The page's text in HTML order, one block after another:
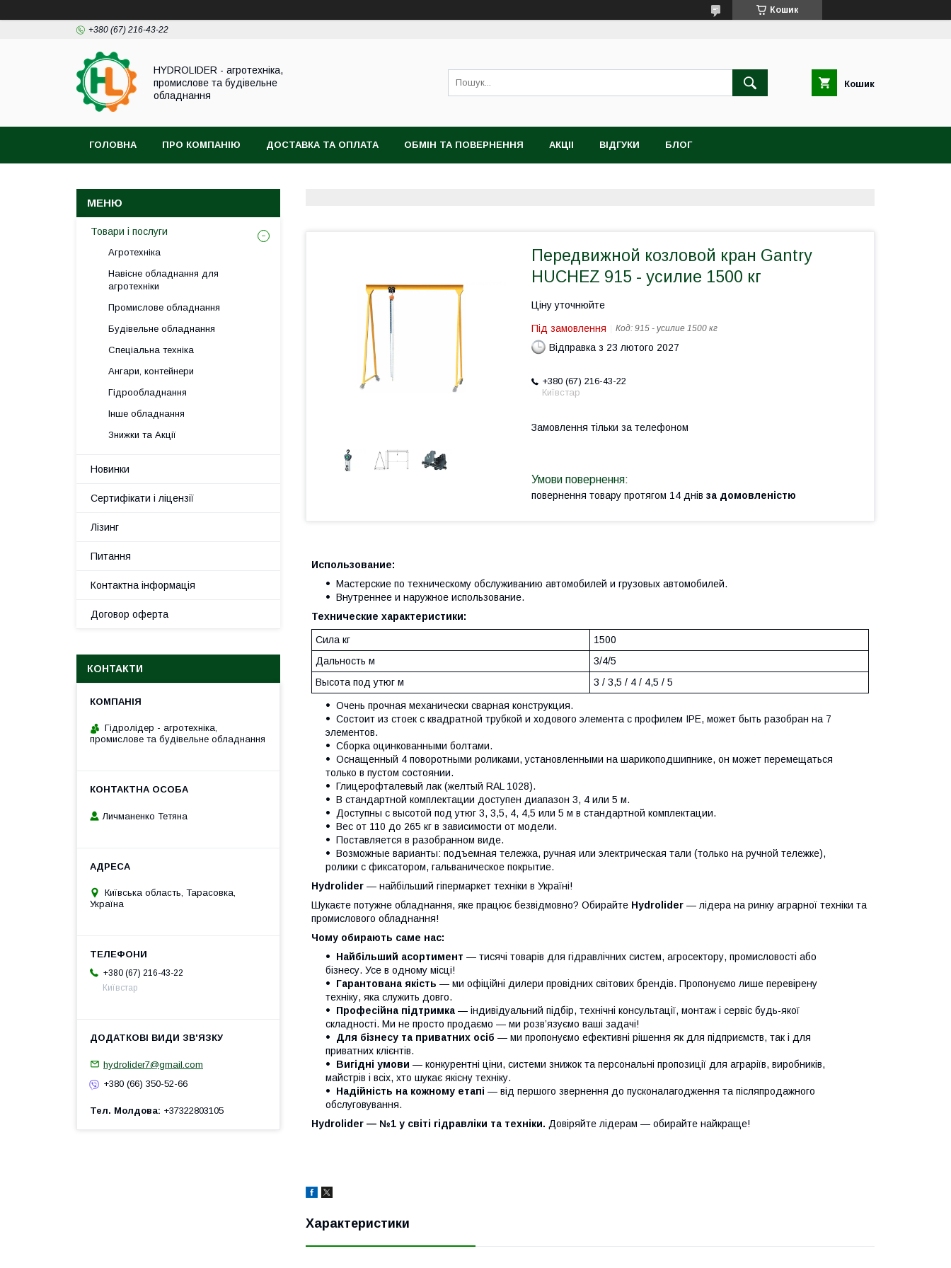
Кошик
+380 (67) 216-43-22
HYDROLIDER - агротехніка,
промислове та будівельне
обладнання
Кошик
ГОЛОВНА ПРО КОМПАНІЮ ДОСТАВКА ТА ОПЛАТА ОБМІН ТА ПОВЕРНЕННЯ АКЦІІ ВІДГУКИ БЛОГ
Передвижной козловой кран Gantry
HUCHEZ 915 - усилие 1500 кг
Ціну уточнюйте
Під замовлення Код: 915 - усилие 1500 кг
Відправка з 23 лютого 2027
+380 (67) 216-43-22
Київстар
Замовлення тільки за телефоном
повернення товару протягом 14 днів за домовленістю
Использование:
Мастерские по техническому обслуживанию автомобилей и грузовых автомобилей.
Внутреннее и наружное использование.
Технические характеристики:
Сила кг
1500
Дальность м
3/4/5
Высота под утюг м
3 / 3,5 / 4 / 4,5 / 5
Очень прочная механически сварная конструкция.
Состоит из стоек с квадратной трубкой и ходового элемента с профилем IPE, может быть разобран на 7
элементов.
Сборка оцинкованными болтами.
Оснащенный 4 поворотными роликами, установленными на шарикоподшипнике, он может перемещаться
только в пустом состоянии.
Глицерофталевый лак (желтый RAL 1028).
В стандартной комплектации доступен диапазон 3, 4 или 5 м.
Доступны с высотой под утюг 3, 3,5, 4, 4,5 или 5 м в стандартной комплектации.
Вес от 110 до 265 кг в зависимости от модели.
Поставляется в разобранном виде.
Возможные варианты: подъемная тележка, ручная или электрическая тали (только на ручной тележке),
ролики с фиксатором, гальваническое покрытие.
Hydrolider — найбільший гіпермаркет техніки в Україні!
Шукаєте потужне обладнання, яке працює безвідмовно? Обирайте Hydrolider — лідера на ринку аграрної техніки та
промислового обладнання!
Чому обирають саме нас:
Найбільший асортимент — тисячі товарів для гідравлічних систем, агросектору, промисловості або
бізнесу. Усе в одному місці!
Гарантована якість — ми офіційні дилери провідних світових брендів. Пропонуємо лише перевірену
техніку, яка служить довго.
Професійна підтримка — індивідуальний підбір, технічні консультації, монтаж і сервіс будь-якої
складності. Ми не просто продаємо — ми розв’язуємо ваші задачі!
Для бізнесу та приватних осіб — ми пропонуємо ефективні рішення як для підприємств, так і для
приватних клієнтів.
Вигідні умови — конкурентні ціни, системи знижок та персональні пропозиції для аграріїв, виробників,
майстрів і всіх, хто шукає якісну техніку.
Надійність на кожному етапі — від першого звернення до пусконалагодження та післяпродажного
обслуговування.
Hydrolider — №1 у світі гідравліки та техніки. Довіряйте лідерам — обирайте найкраще!
Характеристики
Товари і послуги
Агротехніка
Навісне обладнання для
агротехніки
Промислове обладнання
Будівельне обладнання
Спеціальна техніка
Ангари, контейнери
Гідрообладнання
Інше обладнання
Знижки та Акції
Новинки
Сертифікати і ліцензії
Лізинг
Питання
Контактна інформація
Договор оферта
КОНТАКТИ
Гідролідер - агротехніка,
промислове та будівельне обладнання
Личманенко Тетяна
Київська область, Тарасовка,
Україна
+380 (67) 216-43-22
Київстар
hydrolider7@gmail.com
+380 (66) 350-52-66
Тел. Молдова +37322803105